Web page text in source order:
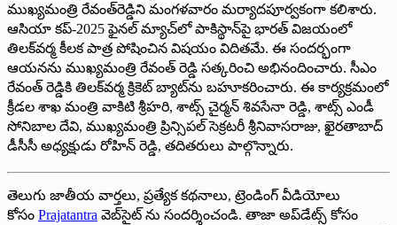
ముఖ్యమంత్రి రేవంత్‌రెడ్డిని మంగళవారం మర్యాదపూర్వ‌కంగా కలిశారు.
ఆసియా కప్‌-2025 ఫైనల్‌ మ్యాచ్‌లో పాకిస్థాన్‌పై భారత్‌ విజయంలో
తిలక్‌వర్మ కీలక పాత్ర పోషించిన విషయం విదితమే. ఈ సందర్భంగా
ఆయనను ముఖ్యమంత్రి రేవంత్‌ రెడ్డి సత్కరించి అభినందించారు. సీఎం
రేవంత్‌ రెడ్డికి తిలక్‌వర్మ క్రికెట్‌ బ్యాట్‌ను బహూకరించారు. ఈ కార్యక్రమంలో
క్రీడల శాఖ మంత్రి వాకిటి శ్రీహరి, శాట్స్‌ చైర్మన్‌ శివసేనా రెడ్డి, శాట్స్‌ ఎండీ
సోనిబాల దేవి, ముఖ్యమంత్రి ప్రిన్సిపల్‌ సెక్రటరీ శ్రీనివాసరాజు, ఖైరతాబాద్‌
డీసీసీ అధ్యక్షుడు రోహిన్‌ రెడ్డి, తదితరులు పాల్గొన్నారు.
తెలుగు జాతీయ వార్తలు, ప్రత్యేక కథనాలు, ట్రెండింగ్ వీడియోలు
కోసం Prajatantra వెబ్‌సైట్ ను సందర్శించండి. తాజా అప్‌డేట్స్ కోసం